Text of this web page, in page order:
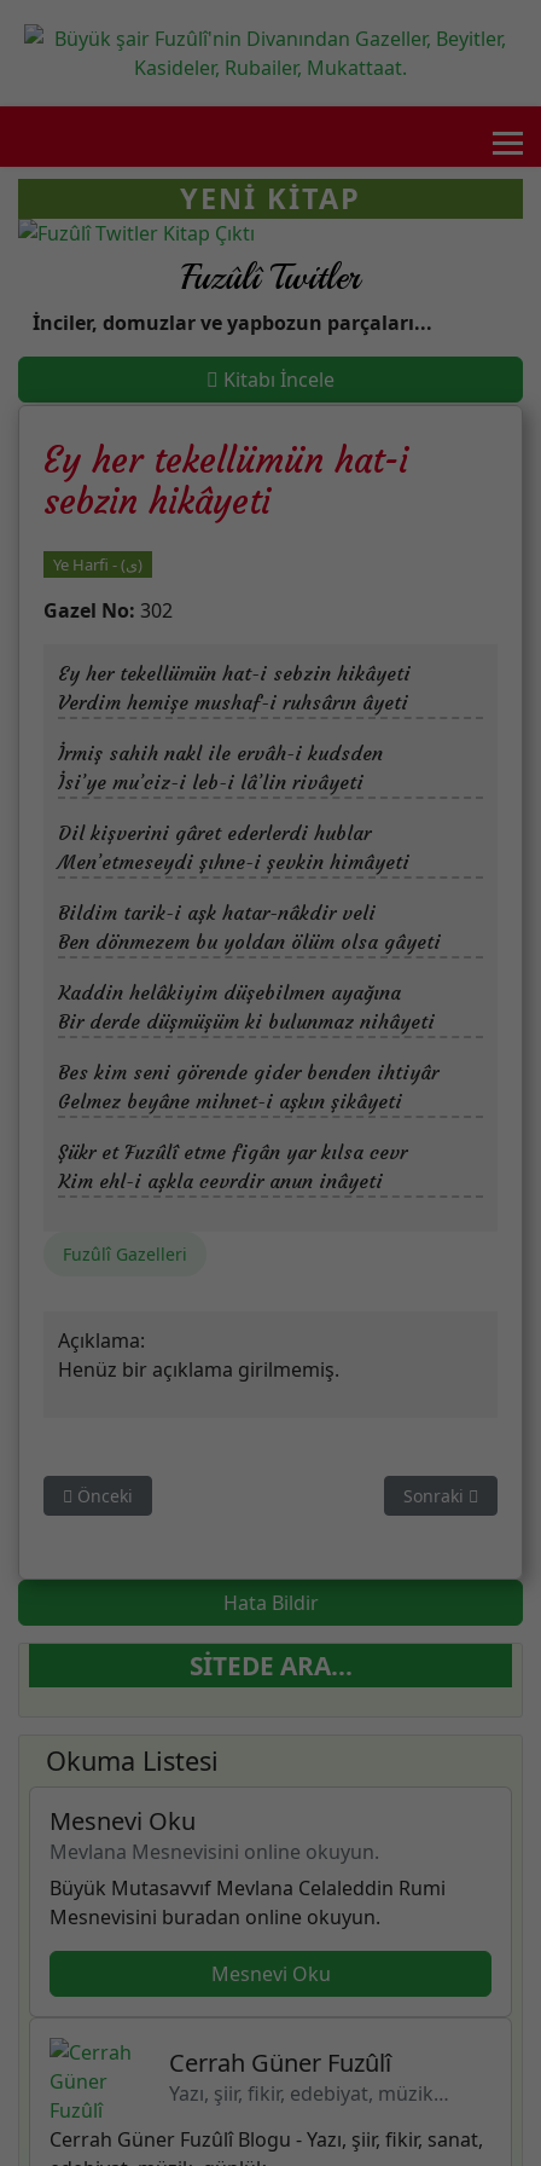
YENI KITAP
Fuzûlî Twitler
İnciler, domuzlar ve yapbozun parçaları...
Kitabı İncele
Ey her tekellümün hat-i
sebzin hikâyeti
Ye Harfi - (ى)
Gazel No: 302
Ey her tekellümün hat-i sebzin hikâyeti
Verdim hemişe mushaf-i ruhsârın âyeti
İrmiş sahih nakl ile ervâh-i kudsden
İsi’ye mu’ciz-i leb-i lâ’lin rivâyeti
Dil kişverini gâret ederlerdi hublar
Men’etmeseydi şıhne-i şevkin himâyeti
Bildim tarik-i aşk hatar-nâkdir veli
Ben dönmezem bu yoldan ölüm olsa gâyeti
Kaddin helâkiyim düşebilmen ayağına
Bir derde düşmüşüm ki bulunmaz nihâyeti
Bes kim seni görende gider benden ihtiyâr
Gelmez beyâne mihnet-i aşkın şikâyeti
Şükr et Fuzûlî etme figân yar kılsa cevr
Kim ehl-i aşkla cevrdir anun inâyeti
Fuzûlî Gazelleri
Açıklama:
Henüz bir açıklama girilmemiş.
Önceki makale: Ey göz ol nergis-i hun-hare nigah etme
Önceki Sonraki makale:
Sonraki
Hata Bildir
SITEDE ARA...
Okuma Listesi
Mesnevi Oku
Mevlana Mesnevisini online okuyun.
Büyük Mutasavvıf Mevlana Celaleddin Rumi
Mesnevisini buradan online okuyun.
Mesnevi Oku
Cerrah Güner Fuzûlî
Yazı, şiir, fikir, edebiyat, müzik…
Cerrah Güner Fuzûlî Blogu - Yazı, şiir, fikir, sanat,